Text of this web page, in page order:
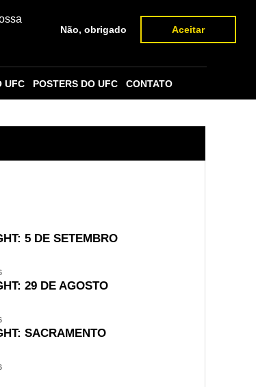
Não, obrigado Aceitar
UFC POSTERS DO UFC CONTATO
5 DE SETEMBRO
29 DE AGOSTO
SACRAMENTO